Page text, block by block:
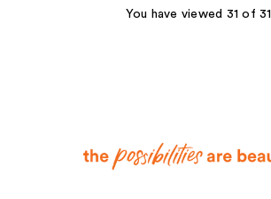
You have viewed 31 of 31